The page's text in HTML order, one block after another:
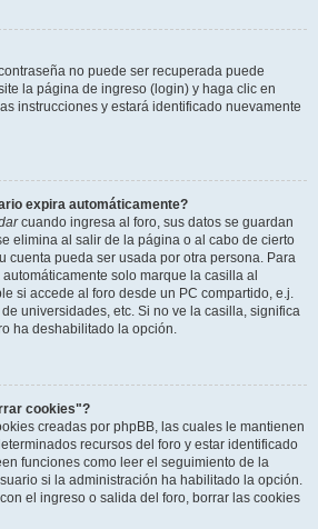
no puede ser recuperada puede
la página de ingreso (login) y haga clic en
instrucciones y estará identificado nuevamente
expira automáticamente?
cuando ingresa al foro, sus datos se guardan
elimina al salir de la página o al cabo de cierto
cuenta pueda ser usada por otra persona. Para
solo marque la casilla al
si accede al foro desde un PC compartido, e.j.
universidades, etc. Si no ve la casilla, significa
ha deshabilitado la opción.
cookies"?
creadas por phpBB, las cuales le mantienen
recursos del foro y estar identificado
funciones como leer el seguimiento de la
si la administración ha habilitado la opción.
el ingreso o salida del foro, borrar las cookies